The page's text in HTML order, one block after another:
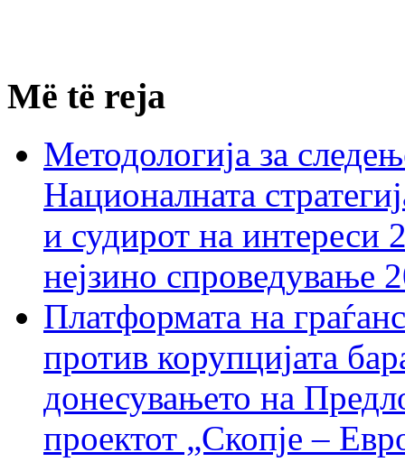
Më të reja
Методологија за
Националната
и судирот на интереси
нејзино спроведување
Платформата на
против корупцијата
донесувањето на
проектот „Скопје –